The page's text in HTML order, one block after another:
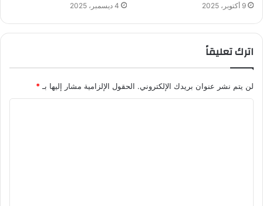
9 أكتوبر، 2025 4 ديسمبر، 2025
اترك تعليقاً
لن يتم نشر عنوان بريدك الإلكتروني. الحقول الإلزامية مشار إليها بـ*